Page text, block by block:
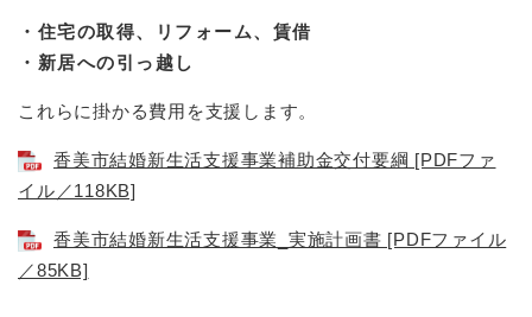
・住宅の取得、リフォーム、賃借
・新居への引っ越し
これらに掛かる費用を支援します。
香美市結婚新生活支援事業補助金交付要綱 [PDFファ
イル／118KB]
香美市結婚新生活支援事業_実施計画書 [PDFファイル
／85KB]